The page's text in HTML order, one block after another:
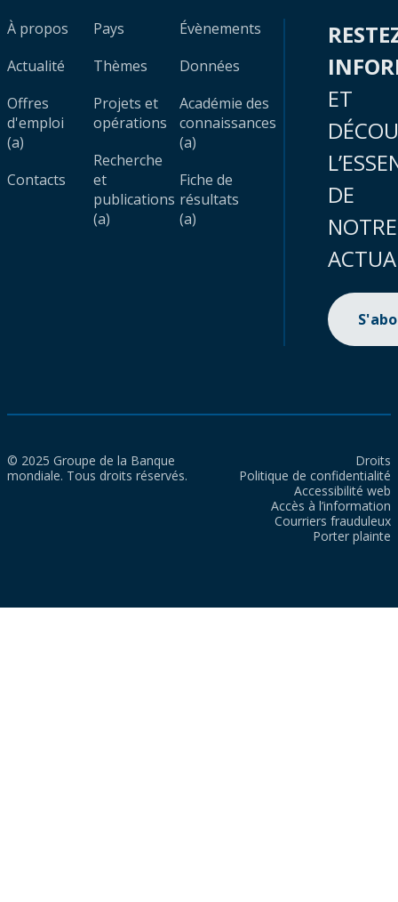
À propos
Actualité
Offres
d'emploi
(a)
Contacts
Pays
Thèmes
Projets et
opérations
Recherche
et
publications
(a)
Évènements
Données
Académie des
connaissances
(a)
Fiche de
résultats
(a)
ET
DE
NOTRE
© 2025 Groupe de la Banque
mondiale. Tous droits réservés.
Droits
Politique de confidentialité
Accessibilité web
Accès à l’information
Courriers frauduleux
Porter plainte